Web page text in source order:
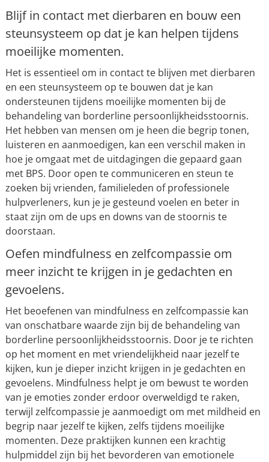
Blijf in contact met dierbaren en bouw een
steunsysteem op dat je kan helpen tijdens
moeilijke momenten.
Het is essentieel om in contact te blijven met dierbaren
en een steunsysteem op te bouwen dat je kan
ondersteunen tijdens moeilijke momenten bij de
behandeling van borderline persoonlijkheidsstoornis.
Het hebben van mensen om je heen die begrip tonen,
luisteren en aanmoedigen, kan een verschil maken in
hoe je omgaat met de uitdagingen die gepaard gaan
met BPS. Door open te communiceren en steun te
zoeken bij vrienden, familieleden of professionele
hulpverleners, kun je je gesteund voelen en beter in
staat zijn om de ups en downs van de stoornis te
doorstaan.
Oefen mindfulness en zelfcompassie om
meer inzicht te krijgen in je gedachten en
gevoelens.
Het beoefenen van mindfulness en zelfcompassie kan
van onschatbare waarde zijn bij de behandeling van
borderline persoonlijkheidsstoornis. Door je te richten
op het moment en met vriendelijkheid naar jezelf te
kijken, kun je dieper inzicht krijgen in je gedachten en
gevoelens. Mindfulness helpt je om bewust te worden
van je emoties zonder erdoor overweldigd te raken,
terwijl zelfcompassie je aanmoedigt om met mildheid en
begrip naar jezelf te kijken, zelfs tijdens moeilijke
momenten. Deze praktijken kunnen een krachtig
hulpmiddel zijn bij het bevorderen van emotionele